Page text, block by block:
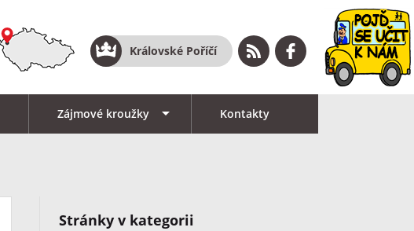
Královské Poříčí
Zájmové kroužky Kontakty
Stránky v kategorii